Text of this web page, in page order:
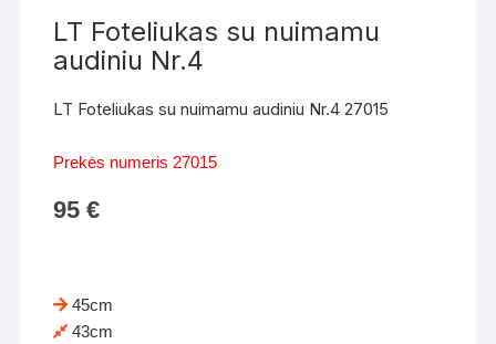
LT Foteliukas su nuimamu
audiniu Nr.4
LT Foteliukas su nuimamu audiniu Nr.4 27015
Prekės numeris 27015
95€
45cm
43cm